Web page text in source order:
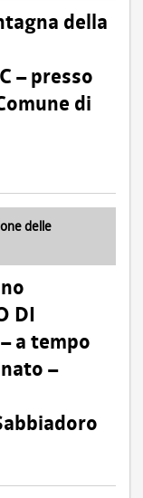
della
– presso
di
delle
DI
a tempo
–